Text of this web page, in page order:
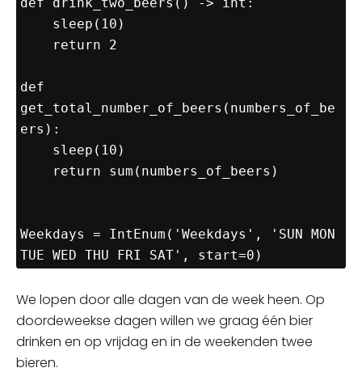
def
get_total_number_of_beers(numbers_of_be
ers):
Weekdays = IntEnum('Weekdays', 'SUN MON
We lopen door alle dagen van de week heen. Op
doordeweekse dagen willen we graag één bier
drinken en op vrijdag en in de weekenden twee
bieren.